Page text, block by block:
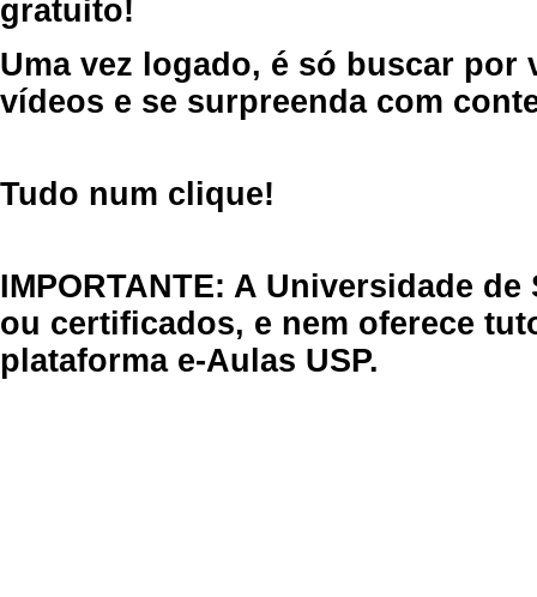
gratuito!
Uma vez logado, é só buscar por
vídeos e se surpreenda com
Tudo num clique!
IMPORTANTE: A Universidade
ou certificados, e nem oferece
plataforma e-Aulas USP.